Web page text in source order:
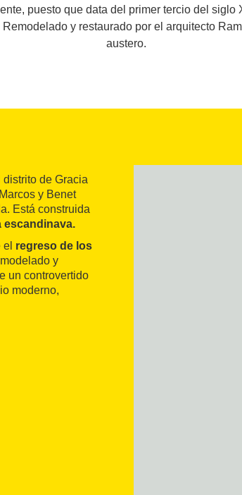
puesto que data del primer tercio del
y restaurado por el arquitecto
austero.
de Gracia
y Benet
Está construida
escandinava.
regreso de los
y
un controvertido
moderno,